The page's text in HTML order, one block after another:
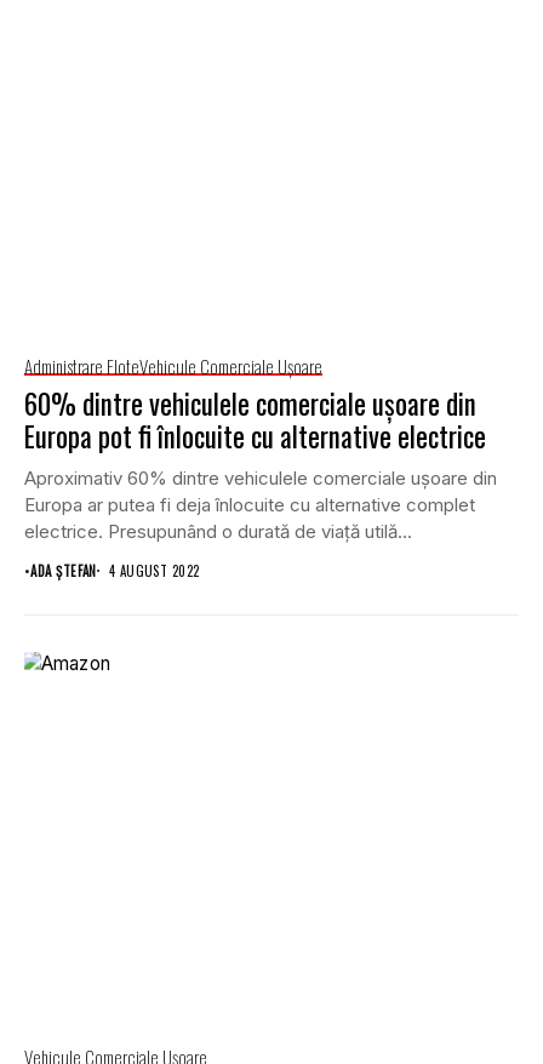
Administrare FloteVehicule Comerciale Uşoare
60% dintre vehiculele comerciale ușoare din
Europa pot fi înlocuite cu alternative electrice
Aproximativ 60% dintre vehiculele comerciale ușoare din
Europa ar putea fi deja înlocuite cu alternative complet
electrice. Presupunând o durată de viață utilă...
•ADA ȘTEFAN 4 AUGUST 2022
Vehicule Comerciale Uşoare